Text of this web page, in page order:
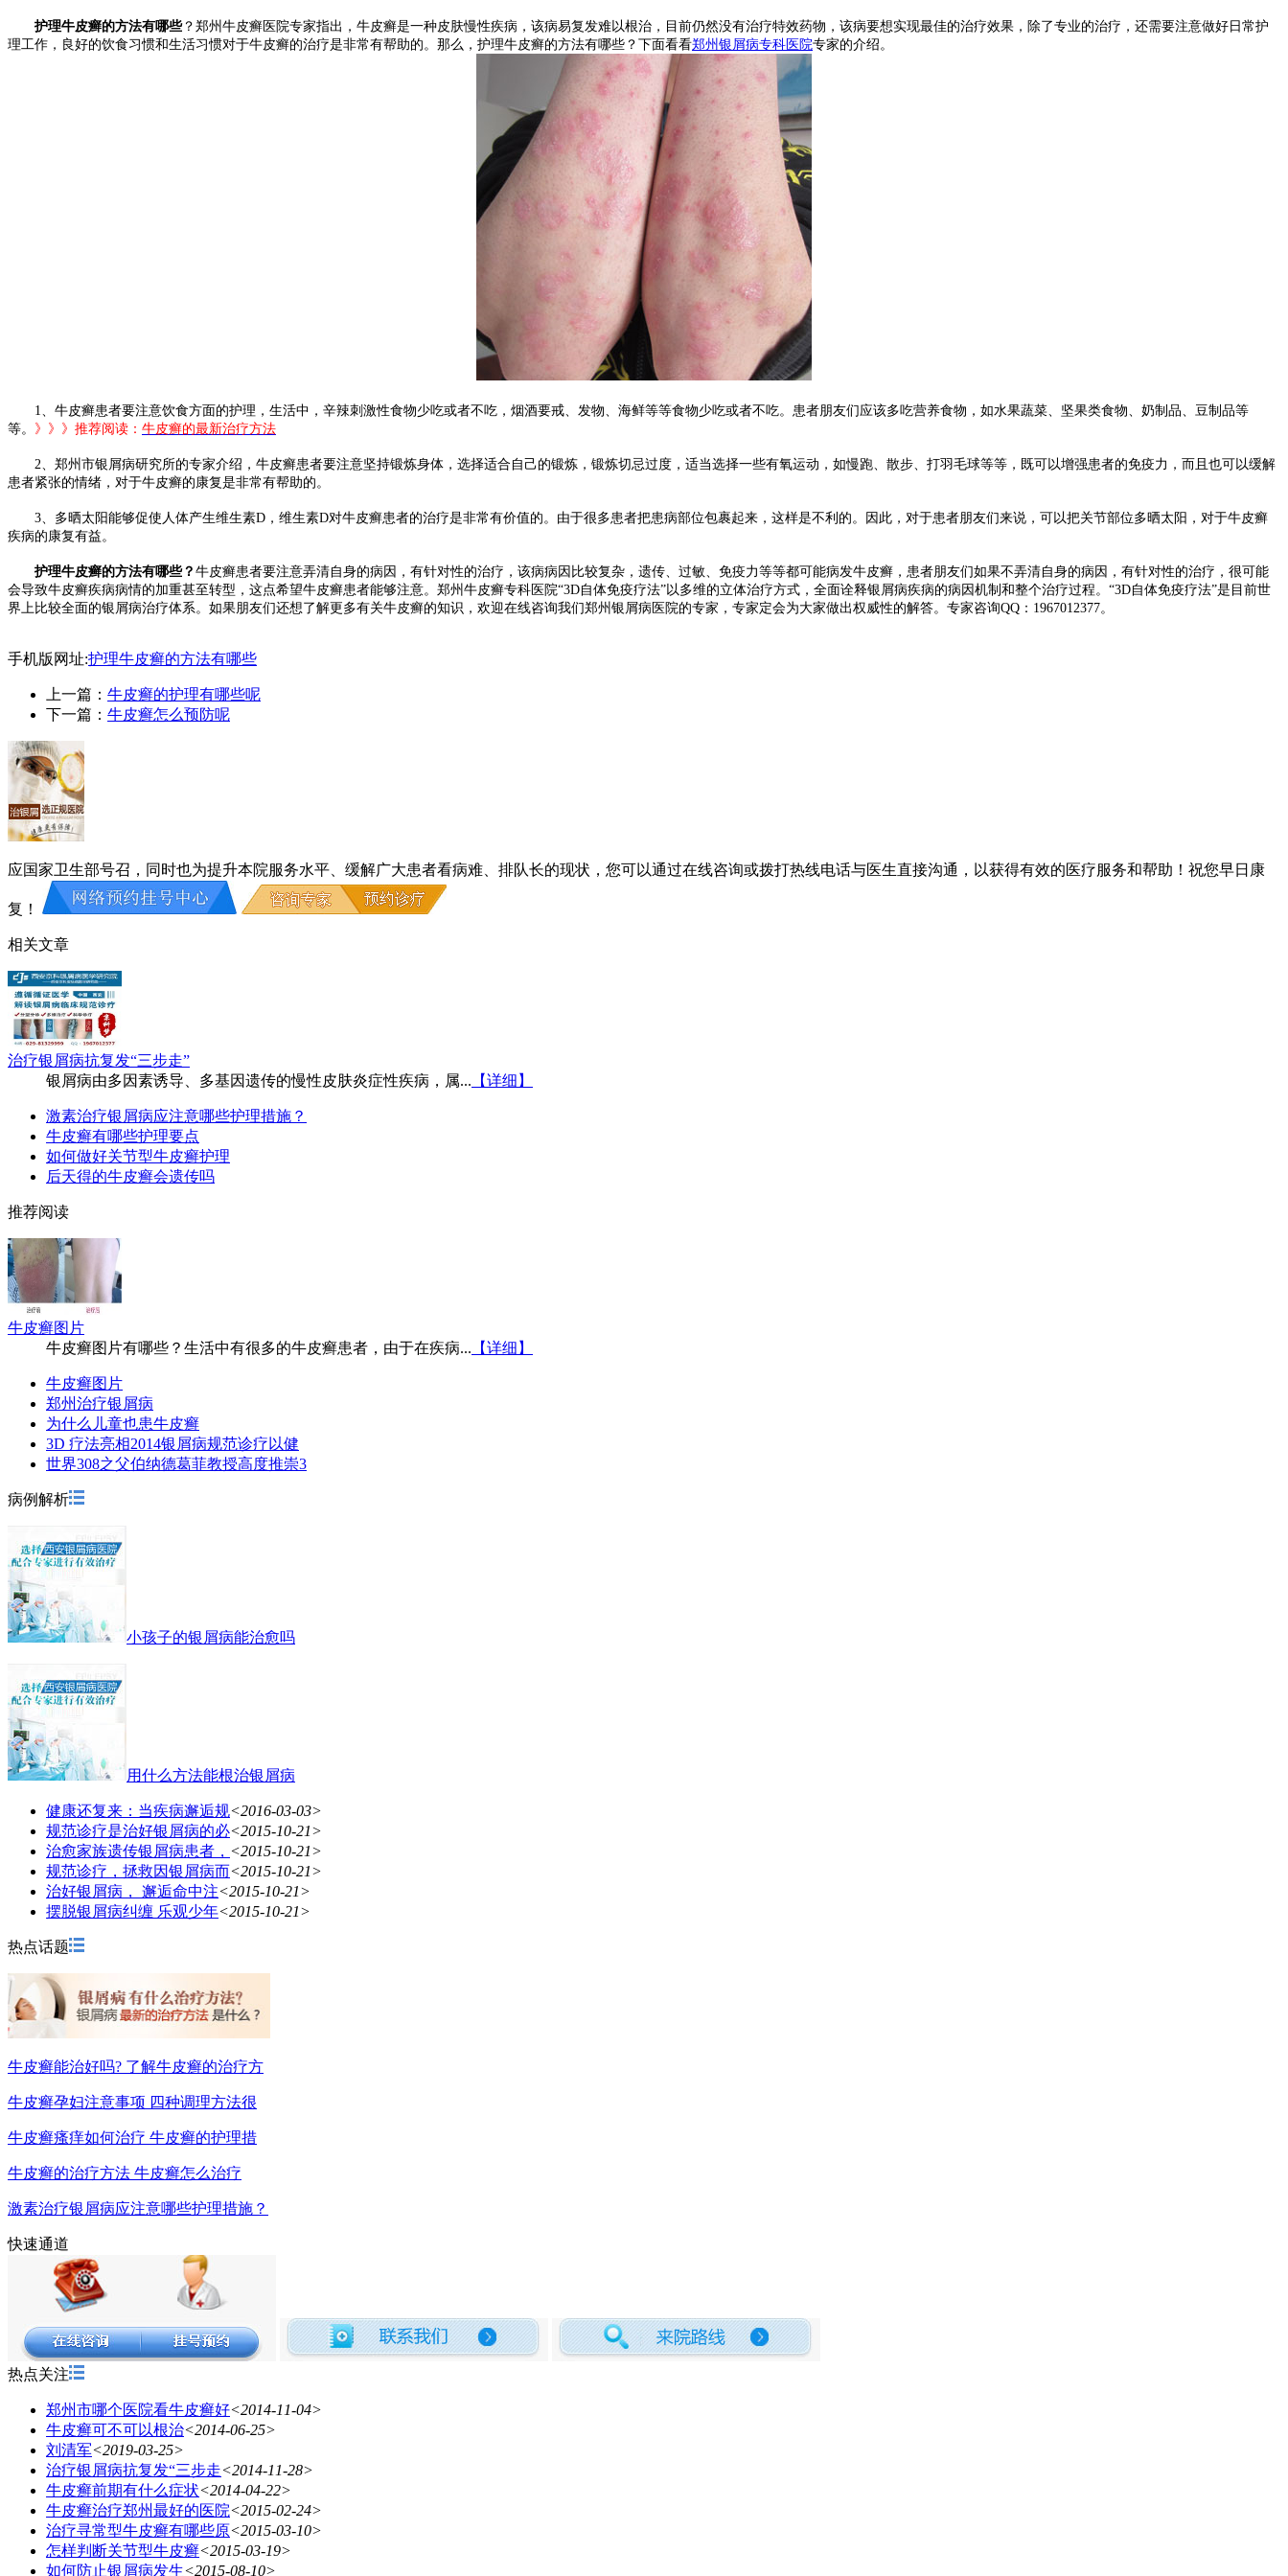
护理牛皮癣的方法有哪些？郑州牛皮癣医院专家指出，牛皮癣是一种皮肤慢性疾病，该病易复发难以根治，目前仍然没有治疗特效药物，该病要想实现最佳的治疗效果，除了专业的治疗，还需要注意做好日常护
理工作，良好的饮食习惯和生活习惯对于牛皮癣的治疗是非常有帮助的。那么，护理牛皮癣的方法有哪些？下面看看郑州银屑病专科医院专家的介绍。
1、牛皮癣患者要注意饮食方面的护理，生活中，辛辣刺激性食物少吃或者不吃，烟酒要戒、发物、海鲜等等食物少吃或者不吃。患者朋友们应该多吃营养食物，如水果蔬菜、坚果类食物、奶制品、豆制品等
等。 》》》推荐阅读： 牛皮癣的最新治疗方法
2、郑州市银屑病研究所的专家介绍，牛皮癣患者要注意坚持锻炼身体，选择适合自己的锻炼，锻炼切忌过度，适当选择一些有氧运动，如慢跑、散步、打羽毛球等等，既可以增强患者的免疫力，而且也可以缓解
患者紧张的情绪，对于牛皮癣的康复是非常有帮助的。
3、多晒太阳能够促使人体产生维生素D，维生素D对牛皮癣患者的治疗是非常有价值的。由于很多患者把患病部位包裹起来，这样是不利的。因此，对于患者朋友们来说，可以把关节部位多晒太阳，对于牛皮癣
疾病的康复有益。
护理牛皮癣的方法有哪些？ 牛皮癣患者要注意弄清自身的病因，有针对性的治疗，该病病因比较复杂，遗传、过敏、免疫力等等都可能病发牛皮癣，患者朋友们如果不弄清自身的病因，有针对性的治疗，很可能
会导致牛皮癣疾病病情的加重甚至转型，这点希望牛皮癣患者能够注意。郑州牛皮癣专科医院“3D自体免疫疗法”以多维的立体治疗方式，全面诠释银屑病疾病的病因机制和整个治疗过程。“3D自体免疫疗法”是目前世
界上比较全面的银屑病治疗体系。如果朋友们还想了解更多有关牛皮癣的知识，欢迎在线咨询我们郑州银屑病医院的专家，专家定会为大家做出权威性的解答。专家咨询QQ：1967012377。
手机版网址:护理牛皮癣的方法有哪些
上一篇： 牛皮癣的护理有哪些呢
下一篇： 牛皮癣怎么预防呢
应国家卫生部号召，同时也为提升本院服务水平、缓解广大患者看病难、排队长的现状，您可以通过在线咨询或拨打热线电话与医生直接沟通，以获得有效的医疗服务和帮助！祝您早日康
复！
相关文章
治疗银屑病抗复发“三步走”
银屑病由多因素诱导、多基因遗传的慢性皮肤炎症性疾病，属... 【详细】
激素治疗银屑病应注意哪些护理措施？
牛皮癣有哪些护理要点
如何做好关节型牛皮癣护理
后天得的牛皮癣会遗传吗
推荐阅读
牛皮癣图片
牛皮癣图片有哪些？生活中有很多的牛皮癣患者，由于在疾病... 【详细】
牛皮癣图片
郑州治疗银屑病
为什么儿童也患牛皮癣
3D 疗法亮相2014银屑病规范诊疗以健
世界308之父伯纳德葛菲教授高度推崇3
病例解析
小孩子的银屑病能治愈吗
用什么方法能根治银屑病
健康还复来：当疾病邂逅规<2016-03-03>
规范诊疗是治好银屑病的必<2015-10-21>
治愈家族遗传银屑病患者， <2015-10-21>
规范诊疗，拯救因银屑病而<2015-10-21>
治好银屑病， 邂逅命中注<2015-10-21>
摆脱银屑病纠缠 乐观少年<2015-10-21>
热点话题
牛皮癣能治好吗? 了解牛皮癣的治疗方
牛皮癣孕妇注意事项 四种调理方法很
牛皮癣瘙痒如何治疗 牛皮癣的护理措
牛皮癣的治疗方法 牛皮癣怎么治疗
激素治疗银屑病应注意哪些护理措施？
快速通道
热点关注
郑州市哪个医院看牛皮癣好<2014-11-04>
牛皮癣可不可以根治<2014-06-25>
刘清军<2019-03-25>
治疗银屑病抗复发“三步走<2014-11-28>
牛皮癣前期有什么症状<2014-04-22>
牛皮癣治疗郑州最好的医院<2015-02-24>
治疗寻常型牛皮癣有哪些原<2015-03-10>
怎样判断关节型牛皮癣<2015-03-19>
如何防止银屑病发生<2015-08-10>